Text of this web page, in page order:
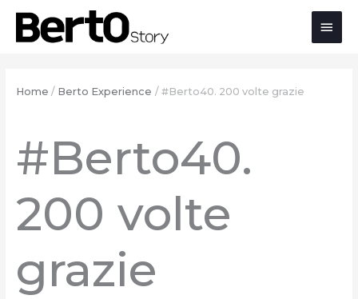
contenuto
navigazione
contenuto
Home Berto Experience #Berto40. 200 volte grazie
#Berto40.
200 volte
grazie